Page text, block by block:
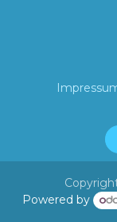
Powered by